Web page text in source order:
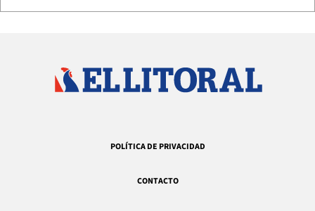
POLÍTICA DE PRIVACIDAD
CONTACTO